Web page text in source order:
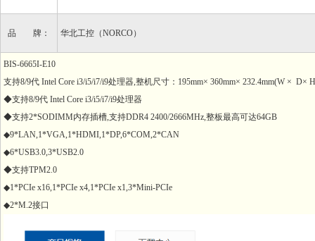
品 牌： 华北工控（NORCO）
BIS-6665I-E10
支持8/9代 Intel Core i3/i5/i7/i9处理器,整机尺寸：195mm× 360mm× 232.4mm(W × D×
◆支持8/9代 Intel Core i3/i5/i7/i9处理器
◆支持2*SODIMM内存插槽,支持DDR4 2400/2666MHz,整板最高可达64GB
◆9*LAN,1*VGA,1*HDMI,1*DP,6*COM,2*CAN
◆6*USB3.0,3*USB2.0
◆支持TPM2.0
◆1*PCIe x16,1*PCIe x4,1*PCIe x1,3*Mini-PCIe
◆2*M.2接口